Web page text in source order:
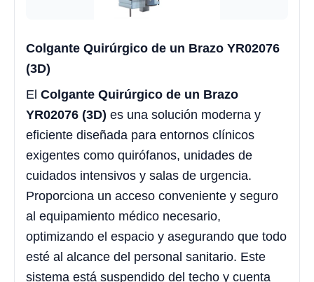
Colgante Quirúrgico de un Brazo YR02076
(3D)
El Colgante Quirúrgico de un Brazo
YR02076 (3D) es una solución moderna y
eficiente diseñada para entornos clínicos
exigentes como quirófanos, unidades de
cuidados intensivos y salas de urgencia.
Proporciona un acceso conveniente y seguro
al equipamiento médico necesario,
optimizando el espacio y asegurando que todo
esté al alcance del personal sanitario. Este
sistema está suspendido del techo y cuenta